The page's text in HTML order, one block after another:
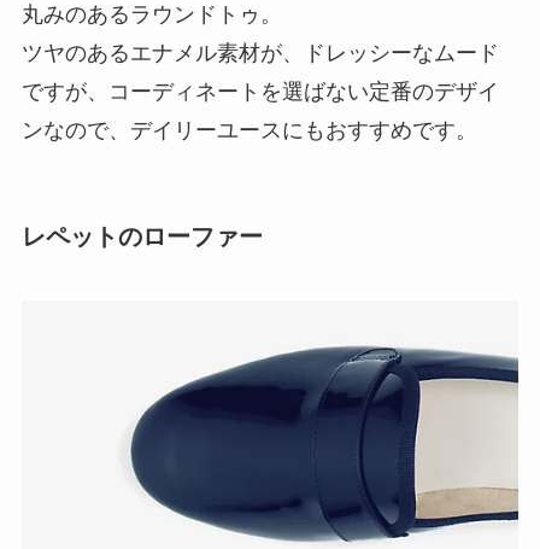
丸みのあるラウンドトゥ。
ツヤのあるエナメル素材が、ドレッシーなムード
ですが、コーディネートを選ばない定番のデザイ
ンなので、デイリーユースにもおすすめです。
レペットのローファー